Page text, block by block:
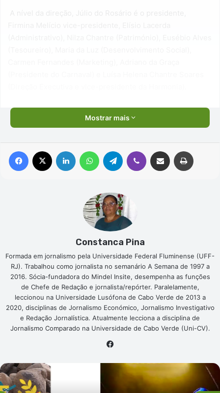
Mostrar mais
Facebook Linkedin WhatsAppTelegram Viber Compartilhar via e-mail
Constanca Pina
Formada em jornalismo pela Universidade Federal Fluminense (UFF-
RJ). Trabalhou como jornalista no semanário A Semana de 1997 a
2016. Sócia-fundadora do Mindel Insite, desempenha as funções
de Chefe de Redação e jornalista/repórter. Paralelamente,
leccionou na Universidade Lusófona de Cabo Verde de 2013 a
2020, disciplinas de Jornalismo Económico, Jornalismo Investigativo
e Redação Jornalística. Atualmente lecciona a disciplina de
Jornalismo Comparado na Universidade de Cabo Verde (Uni-CV).